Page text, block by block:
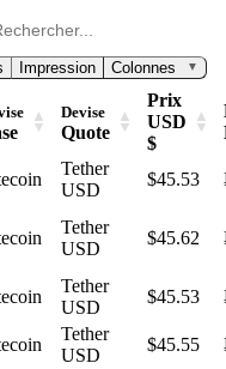
Impression Colonnes ▼
Devise
Quote
Prix
USD
$
Tether
USD
$45.53
Tether
USD
$45.62
Tether
USD
$45.53
Tether
USD
$45.55